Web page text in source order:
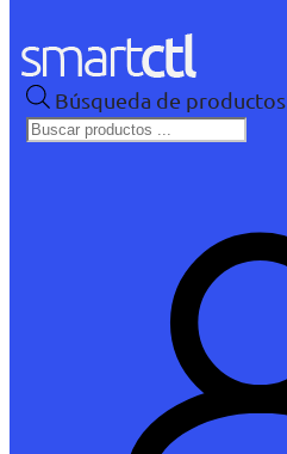
Búsqueda de productos